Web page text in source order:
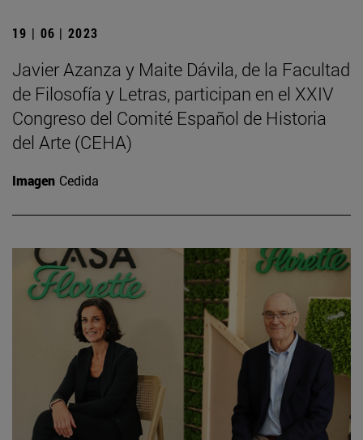
19 | 06 | 2023
Javier Azanza y Maite Dávila, de la Facultad
de Filosofía y Letras, participan en el XXIV
Congreso del Comité Español de Historia
del Arte (CEHA)
Imagen Cedida